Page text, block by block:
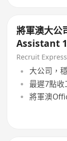
將軍澳大
Assistant
Recruit
大公司，
最遲7點
將軍澳